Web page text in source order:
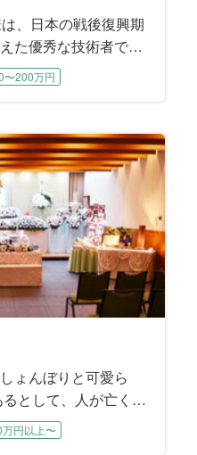
、日本の戦後復興期
た優秀な技術者であ
ありました。 喪主を
晩まで働いて帰宅す
ゆっくり愉しむ父の
しくださいました。
〜200万円
ょんぼりと可愛ら
として、人が亡くな
身の一番輝いていた
故人様は間違いな
円以上〜